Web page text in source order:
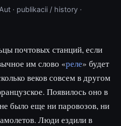
· publikacii / history ·
почтовых станций, если
им слово «реле» будет
веков совсем в другом
Появилось оно в
было еще ни паровозов, ни
Люди ездили в